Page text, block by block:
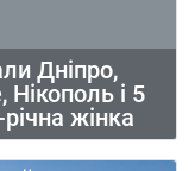
Дніпро,
і 5
жінка